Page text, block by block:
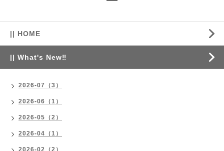
|| HOME
|| What's New‼
2026-07（3）
2026-06（1）
2026-05（2）
2026-04（1）
2026-02（2）